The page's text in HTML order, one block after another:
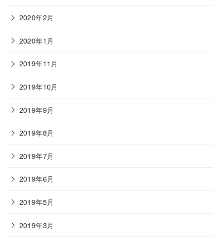
2020年2月
2020年1月
2019年11月
2019年10月
2019年9月
2019年8月
2019年7月
2019年6月
2019年5月
2019年3月